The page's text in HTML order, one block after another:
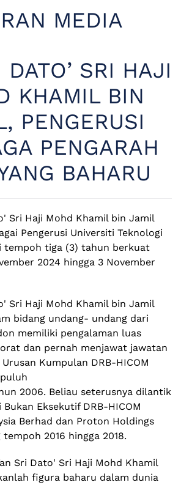
MEDIA
SRI HAJI
KHAMIL BIN
PENGERUSI
PENGARAH
BAHARU
Sri Haji Mohd Khamil bin Jamil
Pengerusi Universiti Teknologi
tempoh tiga (3) tahun berkuat
2024 hingga 3 November
Sri Haji Mohd Khamil bin Jamil
bidang undang- undang dari
memiliki pengalaman luas
dan pernah menjawat jawatan
Kumpulan DRB-HICOM
2006. Beliau seterusnya dilantik
Bukan Eksekutif DRB-HICOM
Berhad dan Proton Holdings
2016 hingga 2018.
Sri Dato' Sri Haji Mohd Khamil
figura baharu dalam dunia